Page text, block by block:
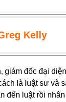
Kelly
giám đốc đại
là luật sư và
đến luật rồi